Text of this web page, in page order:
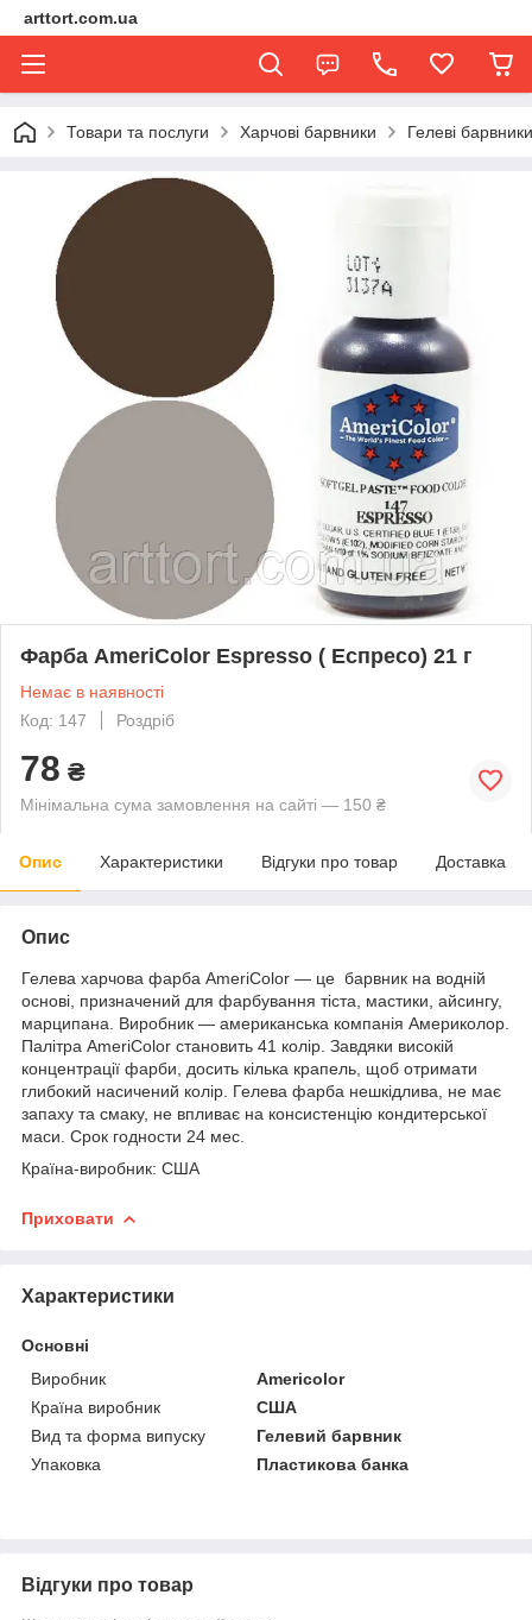
arttort.com.ua
Товари та послуги Харчові барвники Гелеві
Фарба AmeriColor Espresso ( Еспресо) 21 г
Немає в наявності
Код: 147
Роздріб
78 ₴
Мінімальна сума замовлення на сайті — 150 ₴
Опис Характеристики Відгуки про товар Доставка
Опис
Гелева харчова фарба AmeriColor — це барвник на водній
основі, призначений для фарбування тіста, мастики, айсингу,
марципана. Виробник — американська компанія Америколор.
Палітра AmeriColor становить 41 колір Завдяки високій
концентрації фарби, досить кілька крапель, щоб отримати
глибокий насичений колір. Гелева фарба нешкідлива, не має
запаху та смаку, не впливає на консистенцію кондитерської
маси. Срок годности 24 мес.
Країна-виробник: США
Приховати
Характеристики
Основні
Виробник
Americolor
Країна виробник
США
Вид та форма випуску
Гелевий барвник
Упаковка
Пластикова банка
Відгуки про товар